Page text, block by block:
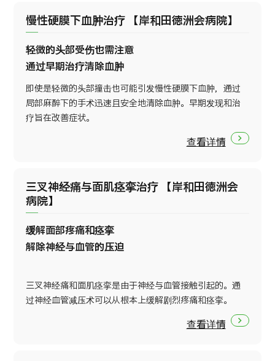
慢性硬膜下血肿治疗 【岸和田徳洲会病院】
轻微的头部受伤也需注意
通过早期治疗清除血肿
即使是轻微的头部撞击也可能引发慢性硬膜下血肿，通过
局部麻醉下的手术迅速且安全地清除血肿。早期发现和治
疗旨在改善症状。
查看详情
三叉神经痛与面肌痉挛治疗 【岸和田徳洲会
病院】
缓解面部疼痛和痉挛
解除神经与血管的压迫
三叉神经痛和面肌痉挛是由于神经与血管接触引起的。通
过神经血管减压术可以从根本上缓解剧烈疼痛和痉挛。
查看详情